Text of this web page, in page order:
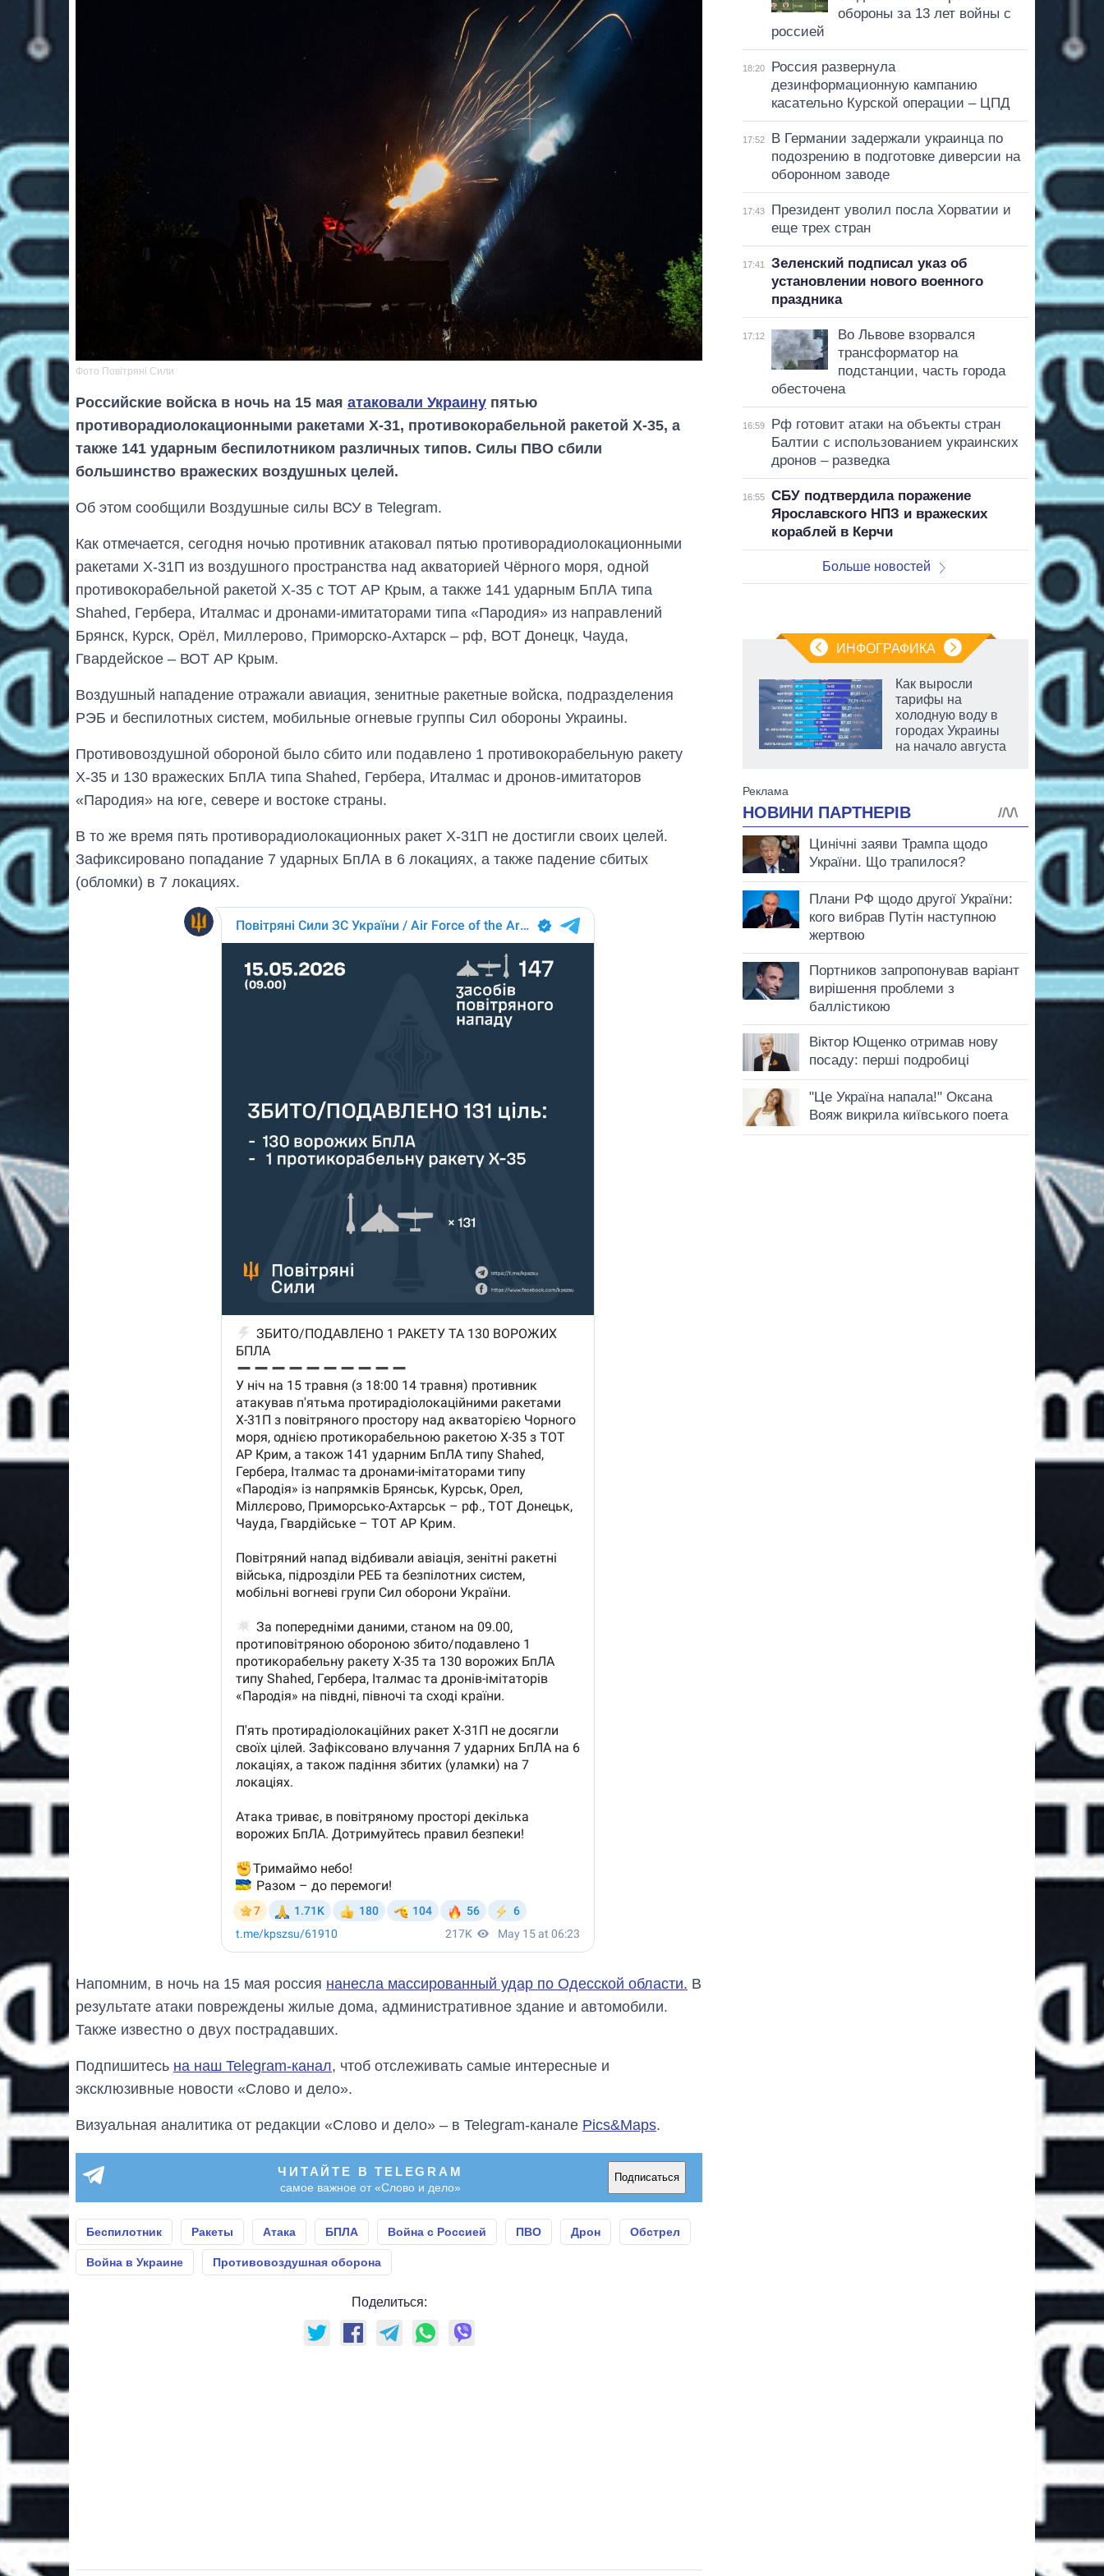
Фото Повітряні Сили
Российские войска в ночь на 15 мая атаковали Украину пятью
противорадиолокационными ракетами Х-31, противокорабельной ракетой Х-35, а
также 141 ударным беспилотником различных типов. Силы ПВО сбили
большинство вражеских воздушных целей.
Об этом сообщили Воздушные силы ВСУ в Telegram.
Как отмечается, сегодня ночью противник атаковал пятью противорадиолокационными
ракетами Х-31П из воздушного пространства над акваторией Чёрного моря, одной
противокорабельной ракетой Х-35 с ТОТ АР Крым, а также 141 ударным БпЛА типа
Shahed, Гербера, Италмас и дронами-имитаторами типа «Пародия» из направлений
Брянск, Курск, Орёл, Миллерово, Приморско-Ахтарск – рф, ВОТ Донецк, Чауда,
Гвардейское – ВОТ АР Крым.
Воздушный нападение отражали авиация, зенитные ракетные войска, подразделения
РЭБ и беспилотных систем, мобильные огневые группы Сил обороны Украины.
Противовоздушной обороной было сбито или подавлено 1 противокорабельную ракету
Х-35 и 130 вражеских БпЛА типа Shahed, Гербера, Италмас и дронов-имитаторов
«Пародия» на юге, севере и востоке страны.
В то же время пять противорадиолокационных ракет Х-31П не достигли своих целей.
Зафиксировано попадание 7 ударных БпЛА в 6 локациях, а также падение сбитых
(обломки) в 7 локациях.
Напомним, в ночь на 15 мая россия нанесла массированный удар по Одесской области. В
результате атаки повреждены жилые дома, административное здание и автомобили.
Также известно о двух пострадавших.
Подпишитесь на наш Telegram-канал, чтоб отслеживать самые интересные и
эксклюзивные новости «Слово и дело».
Визуальная аналитика от редакции «Слово и дело» – в Telegram-канале Pics&Maps.
ЧИТАЙТЕ В TELEGRAM
самое важное от «Слово и дело»
Подписаться
Беспилотник Ракеты Атака БПЛА Война с Россией ПВО Дрон Обстрел
Война в Украине Противовоздушная оборона
Поделиться:
обороны за 13 лет войны с
россией
18:20
Россия развернула
дезинформационную кампанию
касательно Курской операции – ЦПД
17:52
В Германии задержали украинца по
подозрению в подготовке диверсии на
оборонном заводе
17:43
Президент уволил посла Хорватии и
еще трех стран
17:41
Зеленский подписал указ об
установлении нового военного
праздника
17:12
Во Львове взорвался
трансформатор на
подстанции, часть города
обесточена
16:59
Рф готовит атаки на объекты стран
Балтии с использованием украинских
дронов – разведка
16:55
СБУ подтвердила поражение
Ярославского НПЗ и вражеских
кораблей в Керчи
Больше новостей
ИНФОГРАФИКА
картофеля
выращивали в
войны
Как выросли
тарифы на
холодную воду в
городах Украины
на начало августа